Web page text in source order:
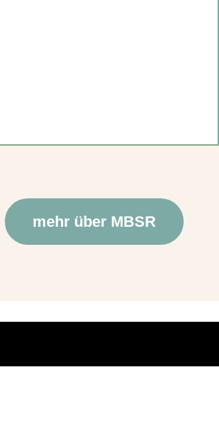
mehr über MBSR